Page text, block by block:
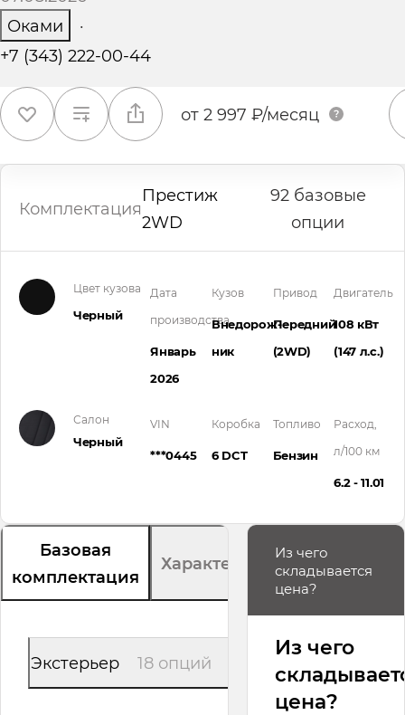
Оками
·
+7 (343) 222-00-44
от 2 997 ₽/месяц
Комплектация
Престиж
2WD
92 базовые
опции
Цвет кузова
Черный
Дата
производства
Январь
2026
Кузов
Внедорож­
ник
Привод
Передний
(2WD)
Двигатель
108 кВт
(147 л.с.)
Салон
Черный
VIN
***0445
Коробка
6 DCT
Топливо
Бензин
Расход,
л/100 км
6.2 - 11.01
Базовая
комплектация
Характеристики
Экстерьер 18 опций
Из чего
складывается
цена?
Из чего
цена?